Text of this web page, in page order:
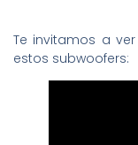
Te invitamos a
estos subwoofers: